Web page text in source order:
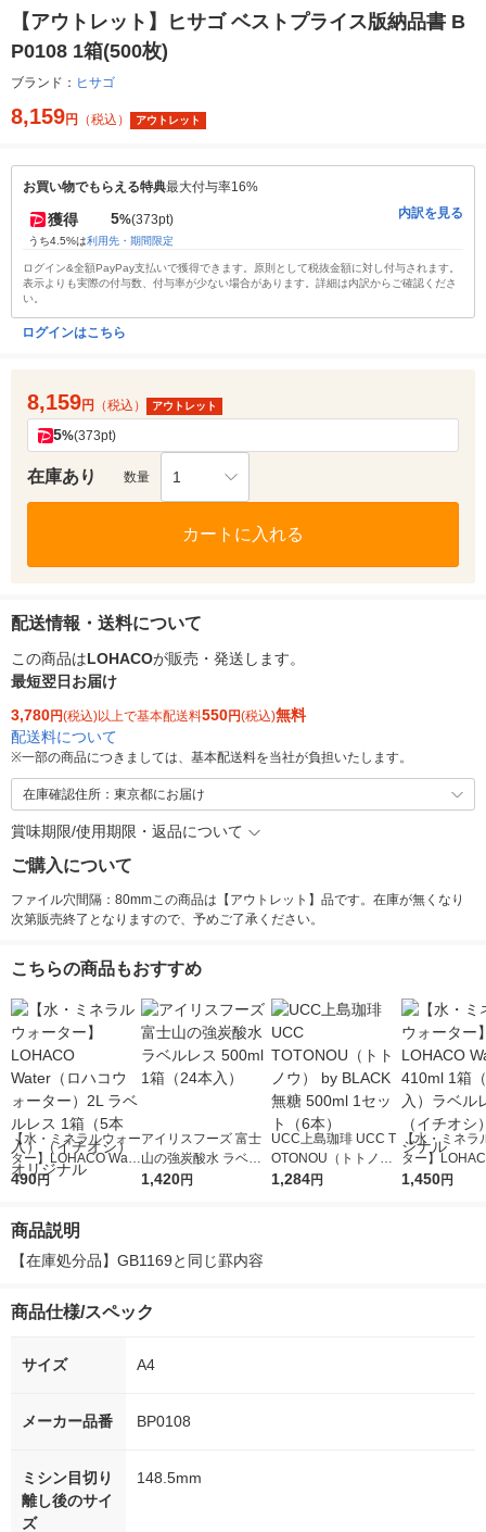
【アウトレット】ヒサゴ ベストプライス版納品書 B
P0108 1箱(500枚)
ブランド： ヒサゴ
8,159円 （税込） アウトレット
お買い物でもらえる特典最大付与率16%
獲得 5%(373pt)
うち4.5%は利用先・期間限定
内訳を見る
ログイン&全額PayPay支払いで獲得できます。原則として税抜金額に対し付与されます。
表示よりも実際の付与数、付与率が少ない場合があります。詳細は内訳からご確認くださ
い。
ログインはこちら
8,159円 （税込） アウトレット
5%(373pt)
在庫あり 数量 1
カートに入れる
配送情報・送料について
この商品はLOHACOが販売・発送します。
最短翌日お届け
3,780円(税込)以上で基本配送料550円(税込)無料
配送料について
※一部の商品につきましては、基本配送料を当社が負担いたします。
在庫確認住所：東京都にお届け
賞味期限/使用期限・返品について
ご購入について
ファイル穴間隔：80mmこの商品は【アウトレット】品です。在庫が無くなり
次第販売終了となりますので、予めご了承ください。
こちらの商品もおすすめ
【水・ミネラルウォー
ター】LOHACO Wate
r（ロハコウォータ
シ） オリジナル
490円
アイリスフーズ 富士
山の強炭酸水 ラベル
レス 500ml 1箱（24
1,420円
UCC上島珈琲 UCC T
OTONOU（トトノ
ウ） by BLACK無糖 5
1,284円
【水・ミネラ
ター】
r 410ml 1箱（
1,450円
商品説明
【在庫処分品】GB1169と同じ罫内容
商品仕様/スペック
サイズ A4
メーカー品番 BP0108
ミシン目切り
離し後のサイ
ズ
148.5mm